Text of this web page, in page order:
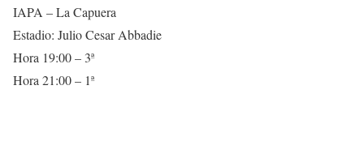
IAPA – La Capuera
Estadio: Julio Cesar Abbadie
Hora 19:00 – 3ª
Hora 21:00 – 1ª